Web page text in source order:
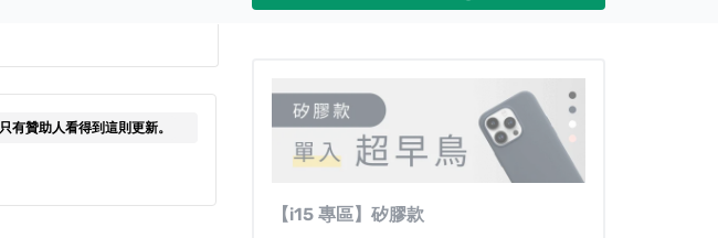
只有贊助人看得到這則更新。
【i15 專區】矽膠款